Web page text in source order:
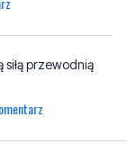
przewodnią